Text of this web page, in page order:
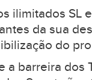
ilimitados SL
da sua
do
a barreira dos